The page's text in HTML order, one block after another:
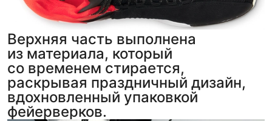
Верхняя часть выполнена
из материала, который
со временем стирается,
раскрывая праздничный дизайн,
вдохновленный упаковкой
фейерверков.